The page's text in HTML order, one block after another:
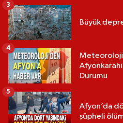
Büyük
3
Durumu
4
Afyon’da
şüpheli
5